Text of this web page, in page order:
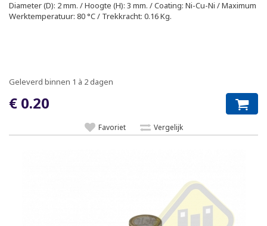
Diameter (D): 2 mm. / Hoogte (H): 3 mm. / Coating: Ni-Cu-Ni / Maximum
Werktemperatuur: 80 °C / Trekkracht: 0.16 Kg.
Geleverd binnen 1 à 2 dagen
€ 0.20
Favoriet Vergelijk